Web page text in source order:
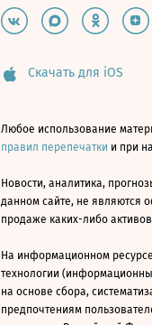
Скачать для iOS
Любое использование
правил перепечатки и при
Новости, аналитика,
данном сайте, не являются
продаже каких-либо
На информационном
технологии
на основе сбора,
предпочтениям